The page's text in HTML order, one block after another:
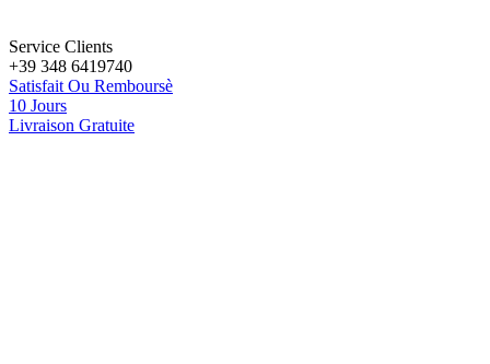
Service Clients
+39 348 6419740
Satisfait Ou Remboursè
10 Jours
Livraison Gratuite